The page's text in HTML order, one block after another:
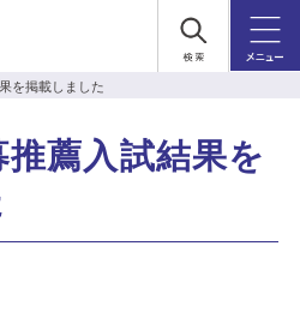
を掲載しました
薦入試結果を